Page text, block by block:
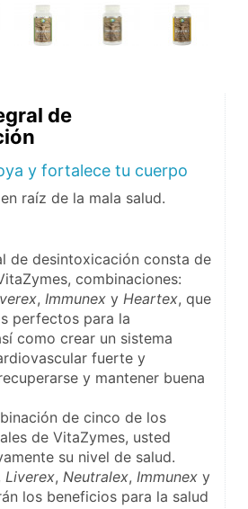
de
y fortalece tu cuerpo
raíz de la mala salud.
de desintoxicación consta de
, Immunex y Heartex, que
perfectos para la
como crear un sistema
fuerte y
y mantener buena
de cinco de los
de VitaZymes, usted
su nivel de salud.
Liverex, Neutralex, Immunex
los beneficios para la salud